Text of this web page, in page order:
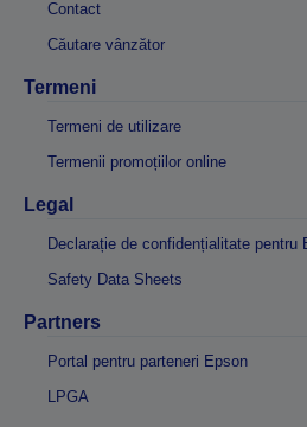
Contact
Căutare vânzător
Termeni
Termeni de utilizare
Termenii promoțiilor online
Legal
Declarație de confidențialitate pentru
Safety Data Sheets
Partners
Portal pentru parteneri Epson
LPGA